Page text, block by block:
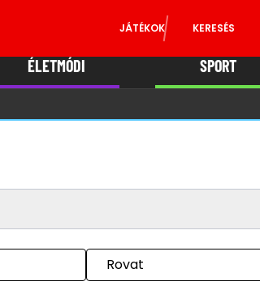
JÁTÉKOK KERESÉS
ÉLETMÓDI SPORT
Rovat